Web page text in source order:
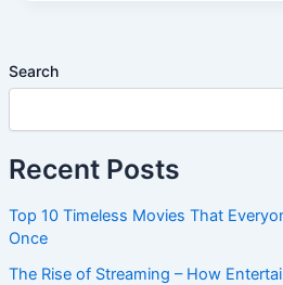
Search
Recent Posts
Top 10 Timeless Movies That
Once
The Rise of Streaming – How